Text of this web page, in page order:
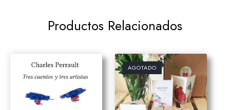
Productos Relacionados
AGOTADO